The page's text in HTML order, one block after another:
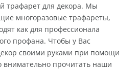
трафарет для декора. Мы
многоразовые трафареты,
как для профессионала
профана. Чтобы у Вас
своими руками при помощи
внимательно прочитать наши